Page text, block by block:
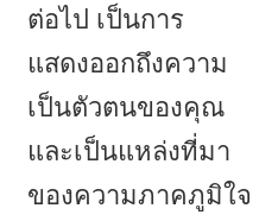
ต่อไป เป็นการ
แสดงออกถึงความ
เป็นตัวตนของคุณ
และเป็นแหล่งที่มา
ของความภาคภูมิใจ